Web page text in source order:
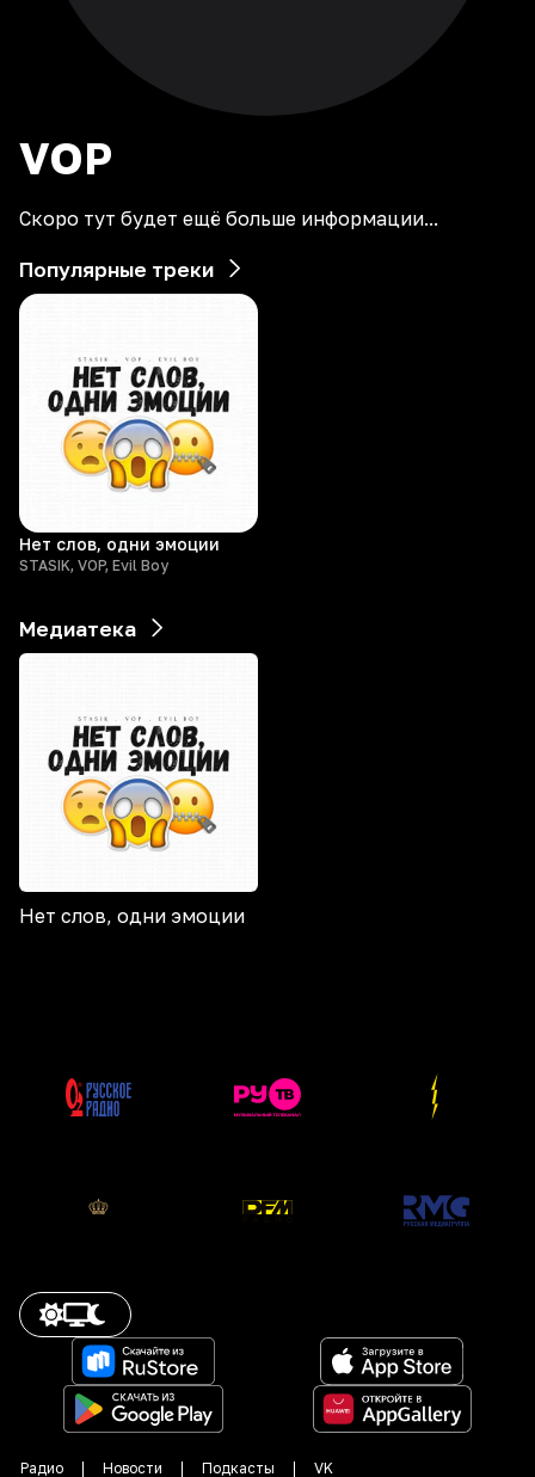
VOP
Скоро тут будет ещё больше информации...
Популярные треки
Нет слов, одни эмоции
STASIK, VOP, Evil Boy
Медиатека
Нет слов, одни эмоции
Радио Новости Подкасты VK